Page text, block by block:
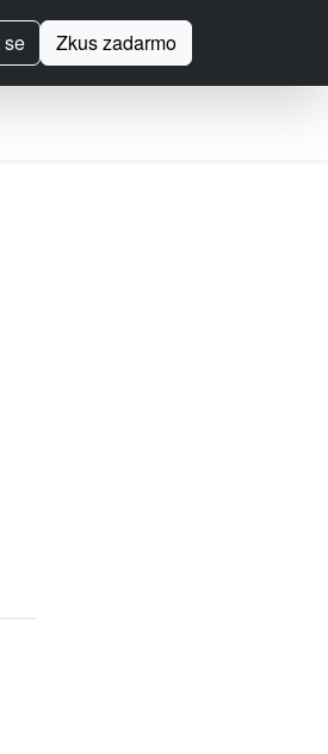
se Zkus zadarmo